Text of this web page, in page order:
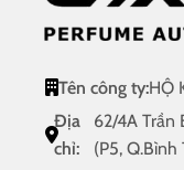
Tên công ty:HỘ
Địa
chỉ:
62/4A Trần
(P5, Q.Bình